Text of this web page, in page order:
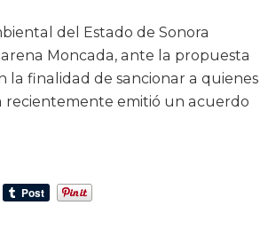
del Estado de Sonora
Moncada, ante la propuesta
la finalidad de sancionar a quienes
recientemente emitió un acuerdo